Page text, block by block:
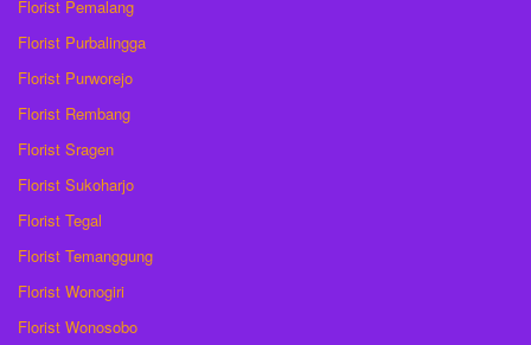
Florist Pemalang
Florist Purbalingga
Florist Purworejo
Florist Rembang
Florist Sragen
Florist Sukoharjo
Florist Tegal
Florist Temanggung
Florist Wonogiri
Florist Wonosobo